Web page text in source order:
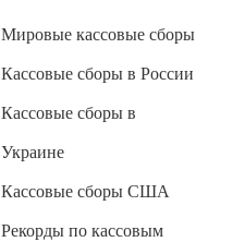
Мировые кассовые сборы
Кассовые сборы в России
Кассовые сборы в
Украине
Кассовые сборы США
Рекорды по кассовым